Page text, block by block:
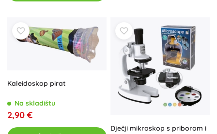
Kaleidoskop pirat
Na skladištu
2,90 €
Dječji mikroskop s priborom i